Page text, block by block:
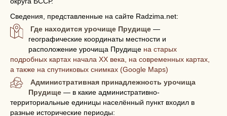
Сведения, представленные на сайте Radzima.net:
Где находится урочище Прудище —
географические координаты местности и
расположение урочища Прудище на старых
подробных картах начала XX века, на современных картах,
а также на спутниковых снимках (Google Maps)
Административная принадлежность урочища
Прудище — в какие административно-
территориальные единицы населённый пункт входил в
разные исторические периоды: